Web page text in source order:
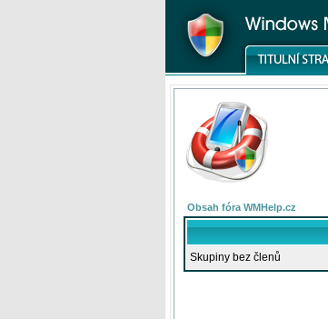
Obsah fóra WMHelp.cz
Skupiny bez členů